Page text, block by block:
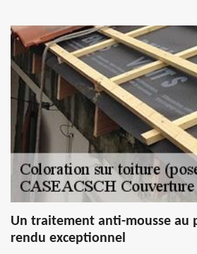
Un traitement anti-mousse au
rendu exceptionnel